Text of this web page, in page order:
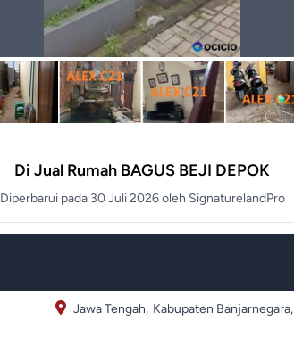
Di Jual Rumah BAGUS BEJI DEPOK
Diperbarui pada 30 Juli 2026 oleh SignaturelandPro
Jawa Tengah, Kabupaten Banjarnegara,